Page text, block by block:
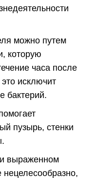
можно путем
которую
часа после
это исключит
бактерий.
пузырь, стенки
выраженном
нецелесообразно,